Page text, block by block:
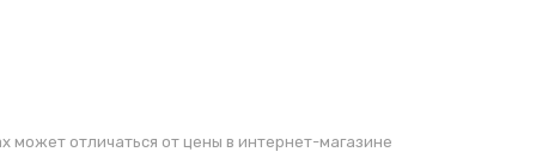
может отличаться от цены в интернет-магазине